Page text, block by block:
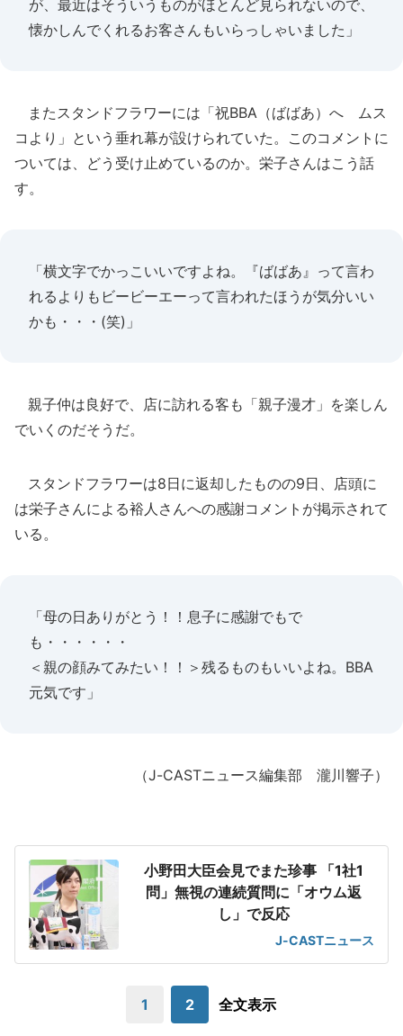
が、最近はそういうものがほとんど見られないので、
懐かしんでくれるお客さんもいらっしゃいました」
またスタンドフラワーには「祝BBA（ばばあ）へ ムス
コより」という垂れ幕が設けられていた。このコメントに
ついては、どう受け止めているのか。栄子さんはこう話
す。
「横文字でかっこいいですよね。『ばばあ』って言わ
れるよりもビービーエーって言われたほうが気分いい
かも・・・(笑)」
親子仲は良好で、店に訪れる客も「親子漫才」を楽しん
でいくのだそうだ。
スタンドフラワーは8日に返却したものの9日、店頭に
は栄子さんによる裕人さんへの感謝コメントが掲示されて
いる。
「母の日ありがとう！！息子に感謝でもで
も・・・・・・
＜親の顔みてみたい！！＞残るものもいいよね。BBA
元気です」
（J-CASTニュース編集部 瀧川響子）
小野田大臣会見でまた珍事 「1社1
問」無視の連続質問に「オウム返
し」で反応
J-CASTニュース
1 2 全文表示